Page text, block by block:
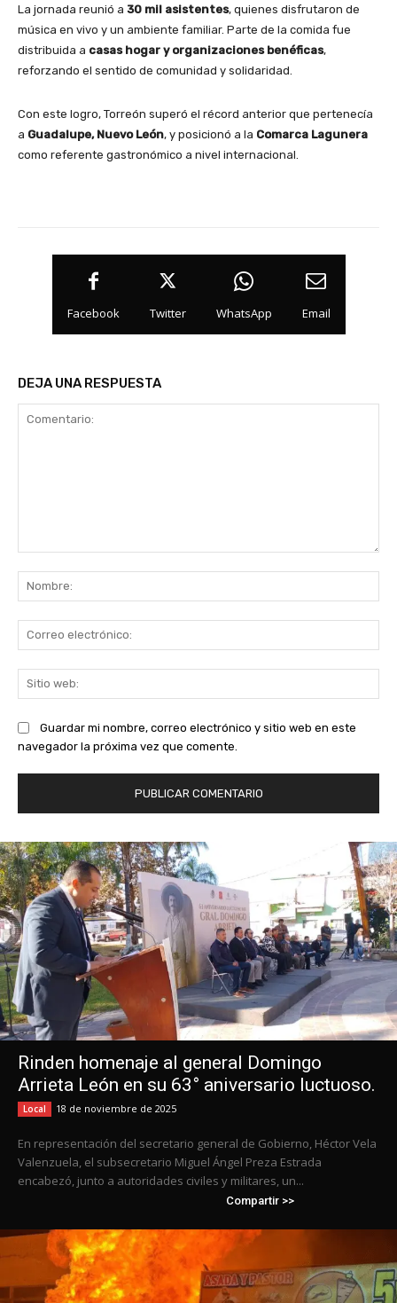
La jornada reunió a 30 mil asistentes, quienes disfrutaron de
música en vivo y un ambiente familiar. Parte de la comida fue
distribuida a casas hogar y organizaciones benéficas,
reforzando el sentido de comunidad y solidaridad.
Con este logro, Torreón superó el récord anterior que pertenecía
a Guadalupe, Nuevo León, y posicionó a la Comarca Lagunera
como referente gastronómico a nivel internacional.
Facebook Twitter WhatsApp Email
DEJA UNA RESPUESTA
Guardar mi nombre, correo electrónico y sitio web en este
navegador la próxima vez que comente.
Rinden homenaje al general Domingo
Arrieta León en su 63° aniversario luctuoso.
Local 18 de noviembre de 2025
En representación del secretario general de Gobierno, Héctor Vela
Valenzuela, el subsecretario Miguel Ángel Preza Estrada
encabezó, junto a autoridades civiles y militares, un...
Compartir >>